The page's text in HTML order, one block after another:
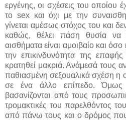
εργένης, οι σχέσεις του οποίου
το sex και όχι με την
γίνεται αμέσως στόχος του και
καθώς, θέλει πάση θυσία να
αισθήματα είναι αμοιβαίο και όσο
την επικινδυνότητα της
κρατηθεί μακριά. Ανάμεσά τους
παθιασμένη σεξουαλικά σχέση η
σε ένα άλλο επίπεδο. Όμως
βασανίζονται από τους
τρομακτικές του παρελθόντος
από πάνω τους και ο δρόμος